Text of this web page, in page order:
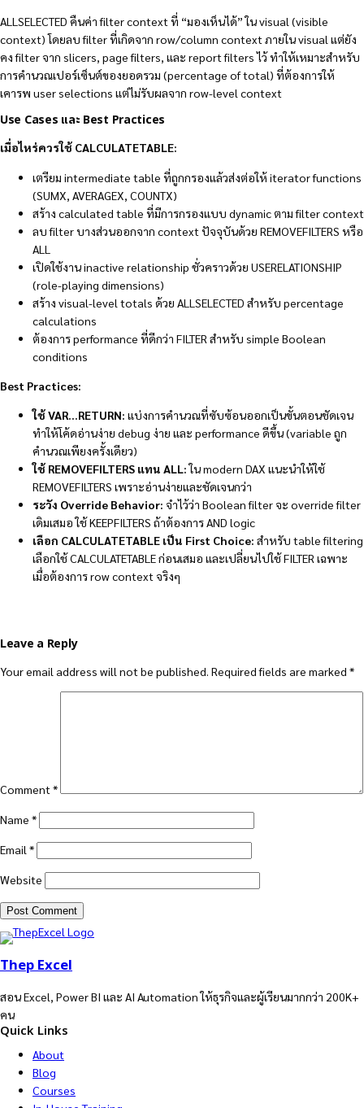
ALLSELECTED คืนค่า filter context ที่ “มองเห็นได้” ใน visual (visible
context) โดยลบ filter ที่เกิดจาก row/column context ภายใน visual แต่ยัง
คง filter จาก slicers, page filters, และ report filters ไว้ ทำให้เหมาะสำหรับ
การคำนวณเปอร์เซ็นต์ของยอดรวม (percentage of total) ที่ต้องการให้
เคารพ user selections แต่ไม่รับผลจาก row-level context
Use Cases และ Best Practices
เมื่อไหร่ควรใช้ CALCULATETABLE:
เตรียม intermediate table ที่ถูกกรองแล้วส่งต่อให้ iterator functions
(SUMX, AVERAGEX, COUNTX)
สร้าง calculated table ที่มีการกรองแบบ dynamic ตาม filter context
ลบ filter บางส่วนออกจาก context ปัจจุบันด้วย REMOVEFILTERS หรือ
ALL
เปิดใช้งาน inactive relationship ชั่วคราวด้วย USERELATIONSHIP
(role-playing dimensions)
สร้าง visual-level totals ด้วย ALLSELECTED สำหรับ percentage
calculations
ต้องการ performance ที่ดีกว่า FILTER สำหรับ simple Boolean
conditions
Best Practices:
ใช้ VAR…RETURN: แบ่งการคำนวณที่ซับซ้อนออกเป็นขั้นตอนชัดเจน
ทำให้โค้ดอ่านง่าย debug ง่าย และ performance ดีขึ้น (variable ถูก
คำนวณเพียงครั้งเดียว)
ใช้ REMOVEFILTERS แทน ALL:ใน modern DAX แนะนำให้ใช้
REMOVEFILTERS เพราะอ่านง่ายและชัดเจนกว่า
ระวัง Override Behavior: จำไว้ว่า Boolean filter จะ override filter
เดิมเสมอ ใช้ KEEPFILTERS ถ้าต้องการ AND logic
เลือก CALCULATETABLE เป็น First Choice: สำหรับ table filtering
เลือกใช้ CALCULATETABLE ก่อนเสมอ และเปลี่ยนไปใช้ FILTER เฉพาะ
เมื่อต้องการ row context จริงๆ
Leave a Reply
Your email address will not be published. Required fields are marked *
Comment *
Name *
Email *
Website
Thep Excel
สอน Excel, Power BI และ AI Automation ให้ธุรกิจและผู้เรียนมากกว่า 200K+
คน
Quick Links
About
Blog
Courses